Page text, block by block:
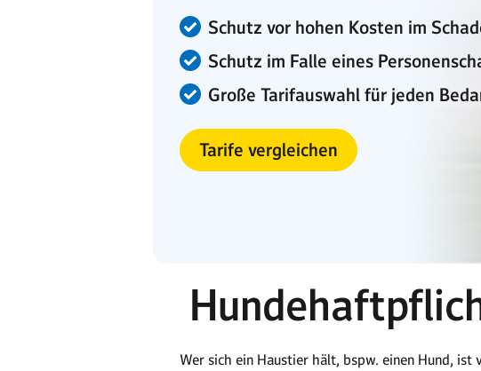
Schutz vor hohen Kosten im
Schutz im Falle eines
Große Tarifauswahl für jeden
Tarife vergleichen
Wer sich ein Haustier hält, bspw. einen Hund,